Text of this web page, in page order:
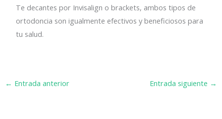
Te decantes por Invisalign o brackets, ambos tipos de
ortodoncia son igualmente efectivos y beneficiosos para
tu salud.
← Entrada anterior Entrada siguiente →